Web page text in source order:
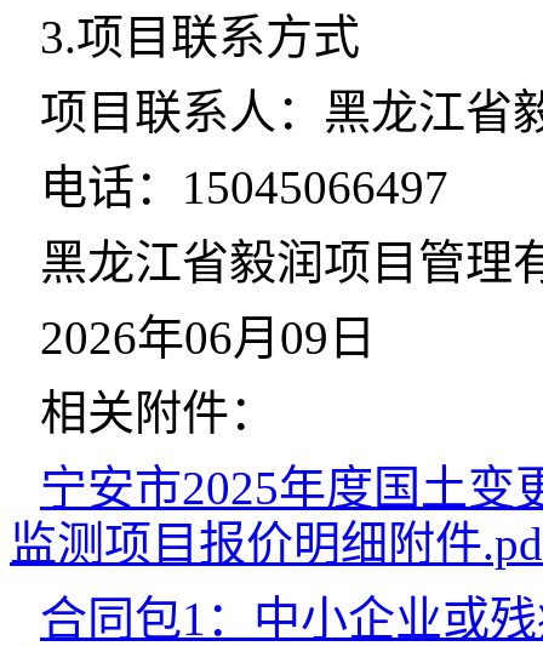
3.项目联系方式
项目联系人：黑龙江省
电话：15045066497
黑龙江省毅润项目管理
2026年06月09日
相关附件：
宁安市2025年度国土变
监测项目报价明细附件
合同包1：中小企业或